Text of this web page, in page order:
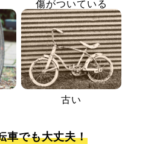
傷がついている
古い
車でも大丈夫！